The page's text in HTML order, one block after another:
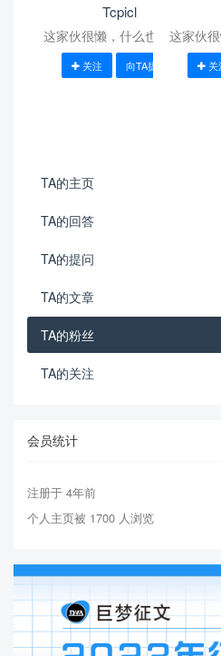
Tcpicl
这家伙很懒，什么也没写！
关注 向TA提问
这家伙
关
TA的主页
TA的回答
TA的提问
TA的文章
TA的粉丝
TA的关注
会员统计
注册于 4年前
个人主页被 1700 人浏览